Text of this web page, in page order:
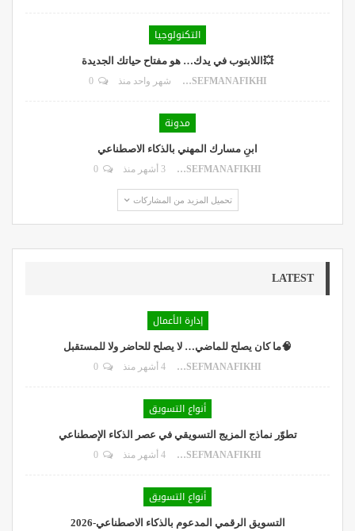
التكنولوجيا
💥اللابتوب في يدك… هو مفتاح حياتك الجديدة
DR.YOUSEFMANAFIKHI شهر واحد منذ 0
مدونة
ابنِ مسارك المهني بالذكاء الاصطناعي
DR.YOUSEFMANAFIKHI 3 أشهر منذ
تحميل المزيد من المشاركات
LATEST
إدارة الأعمال
🧠ما كان يصلح للماضي… لا يصلح للحاضر ولا للمستقبل
DR.YOUSEFMANAFIKHI 4 أشهر منذ
أنواع التسويق
تطوّر نماذج المزيج التسويقي في عصر الذكاء الإصطناعي
DR.YOUSEFMANAFIKHI 4 أشهر منذ
أنواع التسويق
التسويق الرقمي المدعوم بالذكاء الاصطناعي-2026